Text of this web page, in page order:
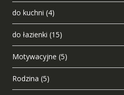
do kuchni (4)
do łazienki (15)
Motywacyjne (5)
Rodzina (5)